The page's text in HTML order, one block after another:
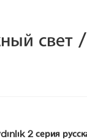
свет
2 серия